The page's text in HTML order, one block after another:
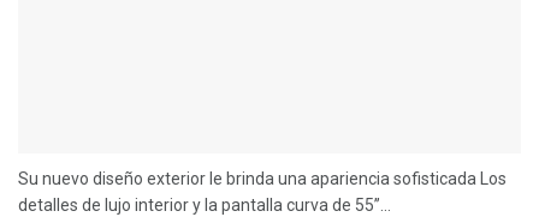
Su nuevo diseño exterior le brinda una apariencia sofisticada Los
detalles de lujo interior y la pantalla curva de 55’’...